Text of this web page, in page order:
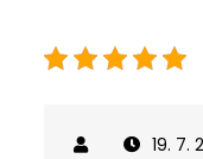
19. 7.